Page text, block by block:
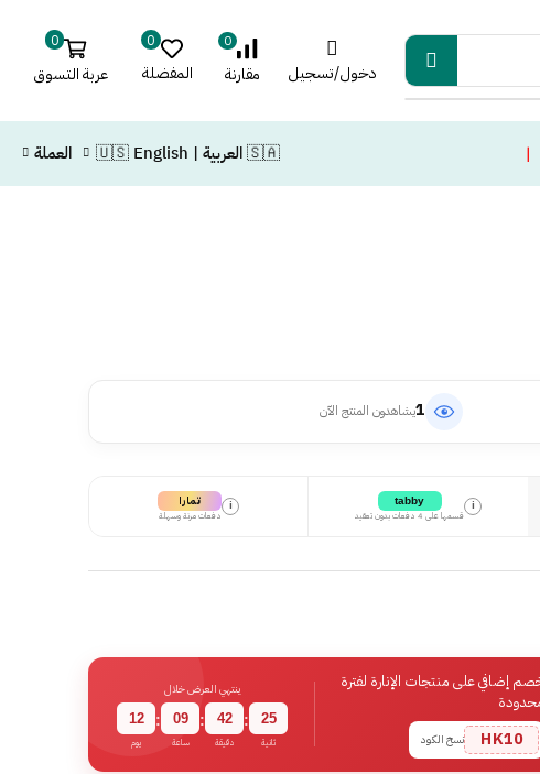
دخول/تسجيل
0
مقارنة
0
المفضلة
0
عربة التسوق
❘ 🇸🇦 العربية | 🇺🇸 English العملة
1يشاهدون المنتج الآن
i
tabby
قسمها على 4 دفعات بدون تعقيد
i تمارا
دفعات مرنة وسهلة
إضافي على منتجات الإنارة لفترة
HK10 نسخ الكود
ينتهي العرض خلال
12
يوم
: 09
ساعة
: 42
دقيقة
: 24
ثانية